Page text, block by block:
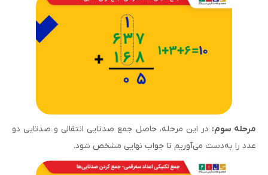
مرحله سوم: در این مرحله، حاصل جمع صدتایی انتقالی و صدتایی دو
عدد را به‌دست می‌آوریم تا جواب نهایی مشخص شود.